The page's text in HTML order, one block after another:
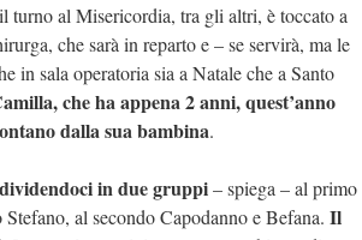
turno al Misericordia, tra gli altri, è toccato a
che sarà in reparto e – se servirà, ma le
in sala operatoria sia a Natale che a Santo
che ha appena 2 anni, quest’anno
dalla sua bambina.
dividendoci in due gruppi– spiega – al primo
al secondo Capodanno e Befana. Il